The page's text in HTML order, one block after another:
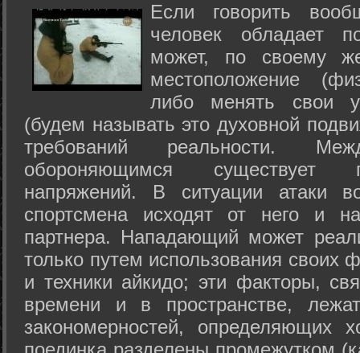
Если говорить
человек обладает
может, по своему
местоположение
либо менять свои
(будем называть это духовной
требований реальности.
обороняющимся существует
напряжений. В ситуации атаки
спортсмена исходят от него и
партнера. Нападающий может
только путем использования своих
и техники айкидо; эти факторы,
времени и в пространстве,
закономерностей, определяющих